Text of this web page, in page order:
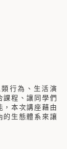
行為、生活演
課程、讓同學們
，本次講座藉由
的生態體系來讓